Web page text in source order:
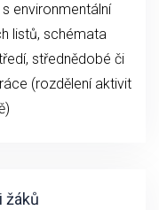
environmentální
listů, schémata
střednědobé či
(rozdělení aktivit
žáků